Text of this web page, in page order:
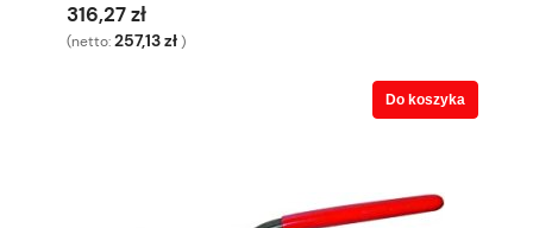
316,27 zł
(netto:257,13 zł )
Do koszyka